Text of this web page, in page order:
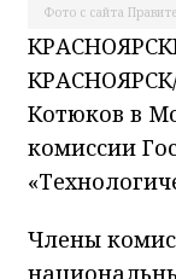
Фото с сайта
Котюков в
комиссии
Члены